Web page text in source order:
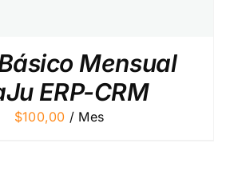
Mensual
ERP-CRM
$100,00 / Mes